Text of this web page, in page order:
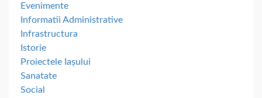
Evenimente
Informatii Administrative
Infrastructura
Istorie
Proiectele Iașului
Sanatate
Social